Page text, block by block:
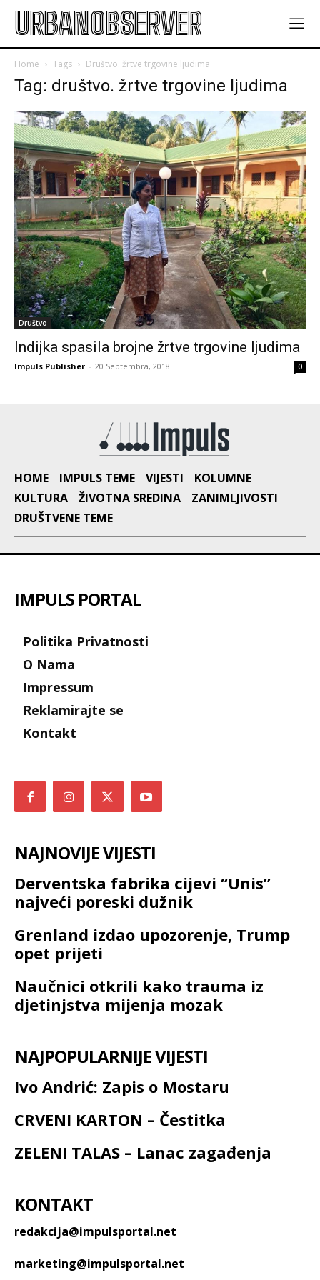
URBANOBSERVER
Home Tags Društvo. žrtve trgovine ljudima
Tag: društvo. žrtve trgovine ljudima
Društvo
Indijka spasila brojne žrtve trgovine ljudima
Impuls Publisher - 20 Septembra, 2018 0
HOME IMPULS TEME VIJESTI
KOLUMNE
KULTURA
ŽIVOTNA SREDINA
ZANIMLJIVOSTI
DRUŠTVENE TEME
IMPULS PORTAL
Politika Privatnosti
O Nama
Impressum
Reklamirajte se
Kontakt
NAJNOVIJE VIJESTI
Derventska fabrika cijevi “Unis”
najveći poreski dužnik
Grenland izdao upozorenje, Trump
opet prijeti
Naučnici otkrili kako trauma iz
djetinjstva mijenja mozak
NAJPOPULARNIJE VIJESTI
Ivo Andrić: Zapis o Mostaru
CRVENI KARTON – Čestitka
ZELENI TALAS – Lanac zagađenja
KONTAKT
redakcija@impulsportal.net
marketing@impulsportal.net